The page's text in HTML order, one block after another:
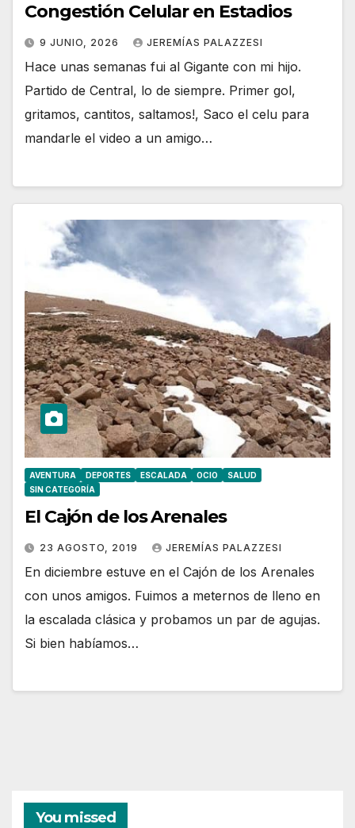
Congestión Celular en Estadios
9 JUNIO, 2026 JEREMÍAS PALAZZESI
Hace unas semanas fui al Gigante con mi hijo.
Partido de Central, lo de siempre. Primer gol,
gritamos, cantitos, saltamos!, Saco el celu para
mandarle el video a un amigo…
AVENTURA DEPORTES ESCALADA OCIO
SALUD
SIN CATEGORÍA
El Cajón de los Arenales
23 AGOSTO, 2019 JEREMÍAS PALAZZESI
En diciembre estuve en el Cajón de los Arenales
con unos amigos. Fuimos a meternos de lleno en
la escalada clásica y probamos un par de agujas.
Si bien habíamos…
You missed